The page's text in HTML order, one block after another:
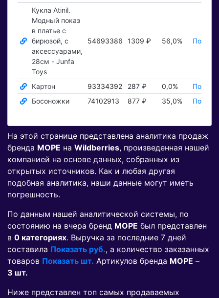
Кукла Atinil.
Модный показ
в платье с
бирюзой, с
аксессуарами,
28см - Junfa
Toys
54693386 1309 ₽ 56,0%
Картон 93334392 287 ₽ 0,0%
Босоножки
74102913 877 ₽ 35,0%
На этой странице представлена аналитика продаж
бренда МОРЕ на Wildberries, произведенная нашей
компанией на основе данных, собранных из
открытых источников. Как и любая другая
подобная аналитика, наши данные могут иметь
погрешность.
По данным нашей аналитической системы, по
состоянию на вчера бренд МОРЕ был представлен
в 0 категориях. Выручка за последние 7 дней
составила Показать руб., а количество заказанных
товаров Показать шт. Артикулов бренда МОРЕ –
3 шт.
Ниже представлен топ самых продаваемых